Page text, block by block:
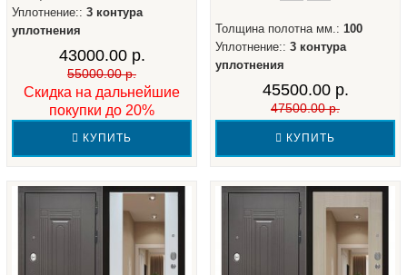
Уплотнение:: 3 контура
уплотнения
43000.00 р.
55000.00 р.
Скидка на дальнейшие
покупки до 20%
КУПИТЬ
Толщина полотна мм.: 100
Уплотнение:: 3 контура
уплотнения
45500.00 р.
47500.00 р.
КУПИТЬ